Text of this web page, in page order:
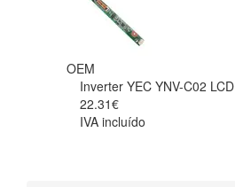
OEM
Inverter YEC YNV-C02 LCD
22.31€
IVA incluído